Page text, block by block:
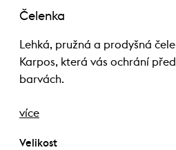
Čelenka
Lehká, pružná a prodyšná
Karpos, která vás ochrání
barvách.
více
Velikost